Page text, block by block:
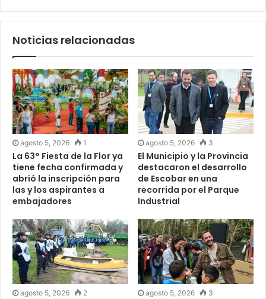
Noticias relacionadas
agosto 5, 2026 1
La 63° Fiesta de la Flor ya
tiene fecha confirmada y
abrió la inscripción para
las y los aspirantes a
embajadores
agosto 5, 2026 3
El Municipio y la Provincia
destacaron el desarrollo
de Escobar en una
recorrida por el Parque
Industrial
agosto 5, 2026 2 agosto 5, 2026 3